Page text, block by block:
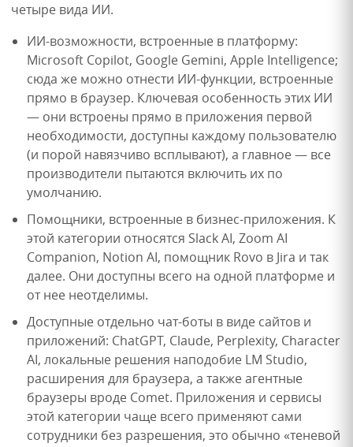
четыре вида ИИ.
ИИ-возможности, встроенные в платформу:
Microsoft Copilot, Google Gemini, Apple Intelligence;
сюда же можно отнести ИИ-функции, встроенные
прямо в браузер. Ключевая особенность этих ИИ
— они встроены прямо в приложения первой
необходимости, доступны каждому пользователю
(и порой навязчиво всплывают), а главное — все
производители пытаются включить их по
умолчанию.
Помощники, встроенные в бизнес-приложения. К
этой категории относятся Slack AI, Zoom AI
Companion, Notion AI, помощник Rovo в Jira и так
далее. Они доступны всего на одной платформе и
от нее неотделимы.
Доступные отдельно чат-боты в виде сайтов и
приложений: ChatGPT, Claude, Perplexity, Character
AI, локальные решения наподобие LM Studio,
расширения для браузера, а также агентные
браузеры вроде Comet. Приложения и сервисы
этой категории чаще всего применяют сами
сотрудники без разрешения, это обычно «теневой